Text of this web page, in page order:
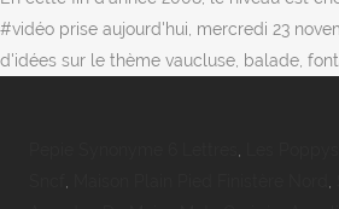
#vidéo prise aujourd'hui, mercredi 23
d'idées sur le thème vaucluse, balade,